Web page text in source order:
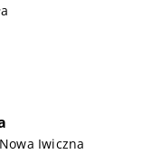
Iwiczna